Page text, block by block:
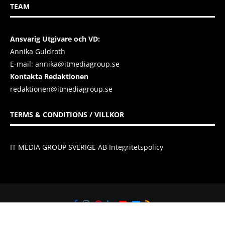
TEAM
Ansvarig Utgivare och VD:
Annika Guldroth
E-mail: annika@itmediagroup.se
Kontakta Redaktionen
redaktionen@itmediagroup.se
TERMS & CONDITIONS / VILLKOR
IT MEDIA GROUP SVERIGE AB Integritetspolicy